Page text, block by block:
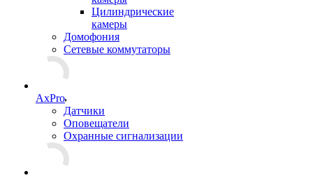
Цилиндрические
камеры
Домофония
Сетевые коммутаторы
AxPro
Датчики
Оповещатели
Охранные сигнализации